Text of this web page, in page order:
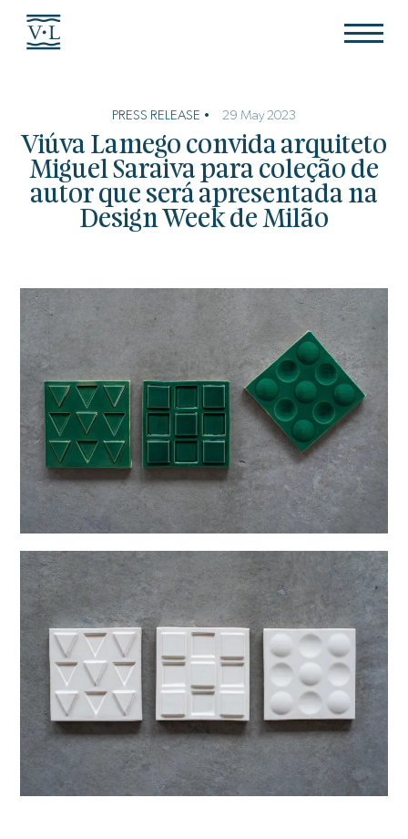
PRESS RELEASE • 29 May 2023
Viúva Lamego convida arquiteto
Miguel Saraiva para coleção de
autor que será apresentada na
Design Week de Milão